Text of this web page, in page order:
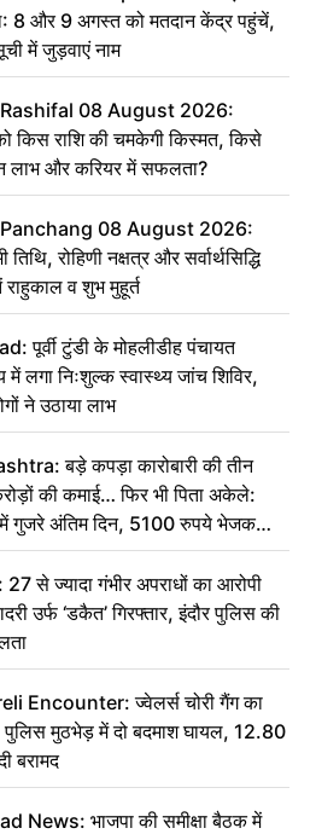
8 और 9 अगस्त को मतदान केंद्र पहुंचें,
में जुड़वाएं नाम
08 August 2026:
किस राशि की चमकेगी किस्मत, किसे
लाभ और करियर में सफलता?
08 August 2026:
रोहिणी नक्षत्र और सर्वार्थसिद्धि
राहुकाल व शुभ मुहूर्त
पूर्वी टुंडी के मोहलीडीह पंचायत
में लगा निःशुल्क स्वास्थ्य जांच शिविर,
ने उठाया लाभ
बड़े कपड़ा कारोबारी की तीन
की कमाई… फिर भी पिता अकेले:
में गुजरे अंतिम दिन, 5100 रुपये भेजकर
संस्कार कर दीजिए हम नहीं आ पाएंगे
से ज्यादा गंभीर अपराधों का आरोपी
उर्फ ‘डकैत’ गिरफ्तार, इंदौर पुलिस की
Encounter: ज्वेलर्स चोरी गैंग का
पुलिस मुठभेड़ में दो बदमाश घायल, 12.80
बरामद
News: भाजपा की समीक्षा बैठक में